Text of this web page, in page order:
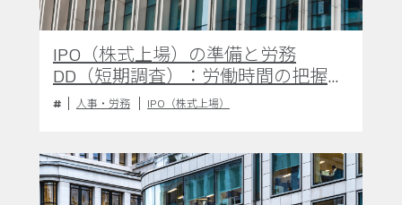
IPO（株式上場）の準備と労務
DD（短期調査）：労働時間の把握の
重要性人事・労務 IPO（株式上場）